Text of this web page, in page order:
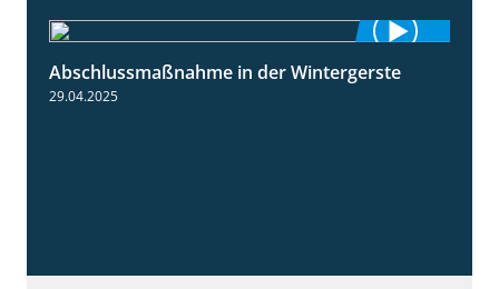
1:49
Abschlussmaßnahme in der Wintergerste
29.04.2025